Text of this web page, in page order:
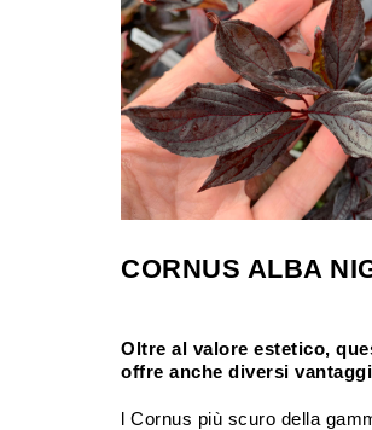
CORNUS ALBA
Oltre al valore estetico,
offre anche diversi
l Cornus più scuro della